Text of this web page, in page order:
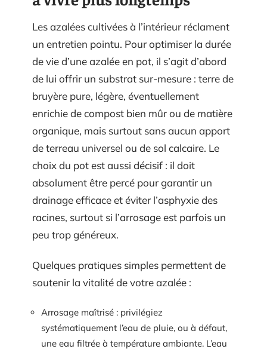
Les azalées cultivées à l’intérieur réclament
un entretien pointu. Pour optimiser la durée
de vie d’une azalée en pot, il s’agit d’abord
de lui offrir un substrat sur-mesure : terre de
bruyère pure, légère, éventuellement
enrichie de compost bien mûr ou de matière
organique, mais surtout sans aucun apport
de terreau universel ou de sol calcaire. Le
choix du pot est aussi décisif : il doit
absolument être percé pour garantir un
drainage efficace et éviter l’asphyxie des
racines, surtout si l’arrosage est parfois un
peu trop généreux.
Quelques pratiques simples permettent de
soutenir la vitalité de votre azalée :
Arrosage maîtrisé : privilégiez
systématiquement l’eau de pluie, ou à défaut,
une eau filtrée à température ambiante. L’eau